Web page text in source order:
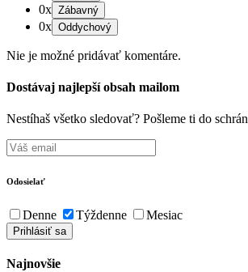
0x
0x
Nie je možné pridávať komentáre.
Dostávaj najlepší obsah mailom
Nestíhaš všetko sledovať? Pošleme ti do
Odosielať
Denne Týždenne Mesiac
Najnovšie